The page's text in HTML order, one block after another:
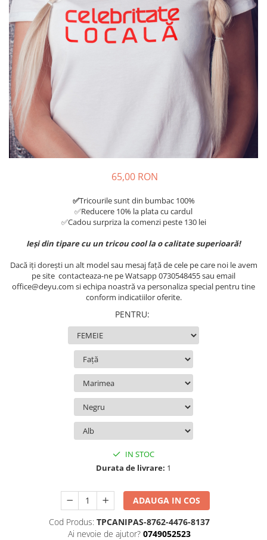
Tricouri Diverse
Tricouri Azi esti Tanar si maine...
Tricouri Motivationale
Tricouri Mamici
Tricouri Pensionari
Tricouri Animalute
Tricouri Stari
Tricouri Gameri
Tricouri Mesaje Virale
65,00 RON
✅Tricourile sunt din bumbac 100%
✅Reducere 10% la plata cu cardul
✅Cadou surpriza la comenzi peste 130 lei
Ieși din tipare cu un tricou cool la o calitate superioară!
Dacă iți dorești un alt model sau mesaj față de cele pe care noi le avem
pe site contacteaza-ne pe Watsapp 0730548455 sau email
office@deyu.com si echipa noastră va personaliza special pentru tine
conform indicatiilor oferite.
PENTRU:
IN STOC
Durata de livrare: 1
ADAUGA IN COS
Cod Produs: TPCANIPAS-8762-4476-8137
Ai nevoie de ajutor? 0749052523